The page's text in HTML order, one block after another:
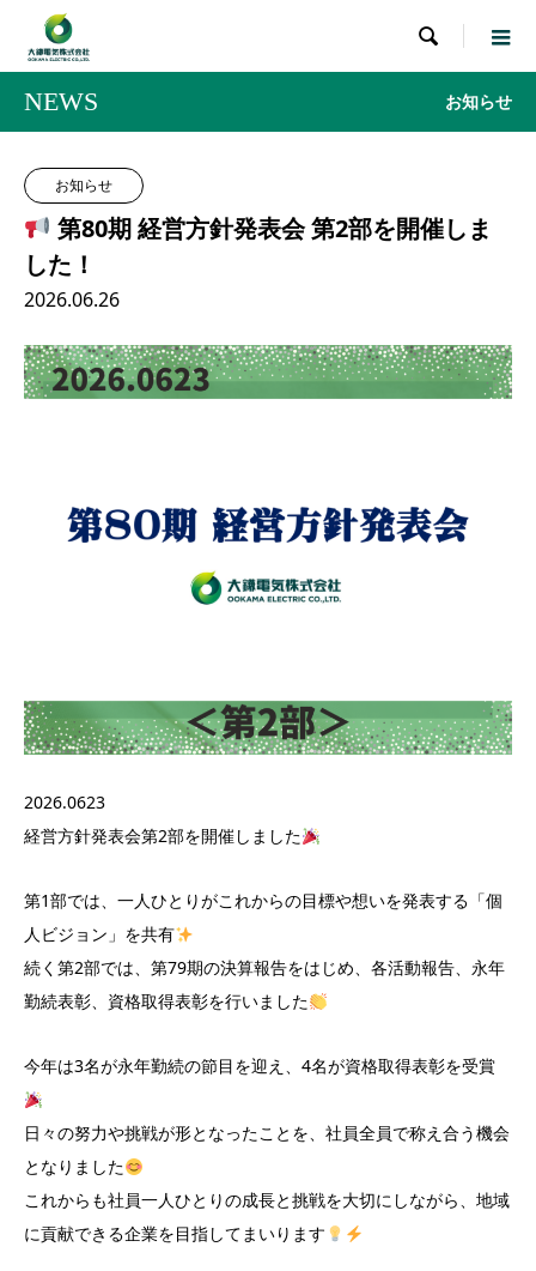

NEWS お知らせ
お知らせ
第80期 経営方針発表会 第2部を開催しま
した！
2026.06.26
2026.0623
経営方針発表会第2部を開催しました
第1部では、一人ひとりがこれからの目標や想いを発表する「個
人ビジョン」を共有
続く第2部では、第79期の決算報告をはじめ、各活動報告、永年
勤続表彰、資格取得表彰を行いました
今年は3名が永年勤続の節目を迎え、4名が資格取得表彰を受賞
日々の努力や挑戦が形となったことを、社員全員で称え合う機会
となりました
これからも社員一人ひとりの成長と挑戦を大切にしながら、地域
に貢献できる企業を目指してまいります